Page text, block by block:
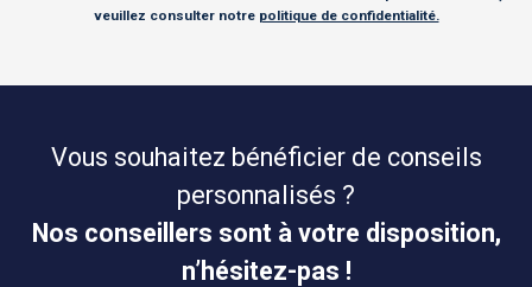
veuillez consulter notre politique de confidentialité.
Vous souhaitez bénéficier de conseils
personnalisés ?
Nos conseillers sont à votre disposition,
n’hésitez-pas !